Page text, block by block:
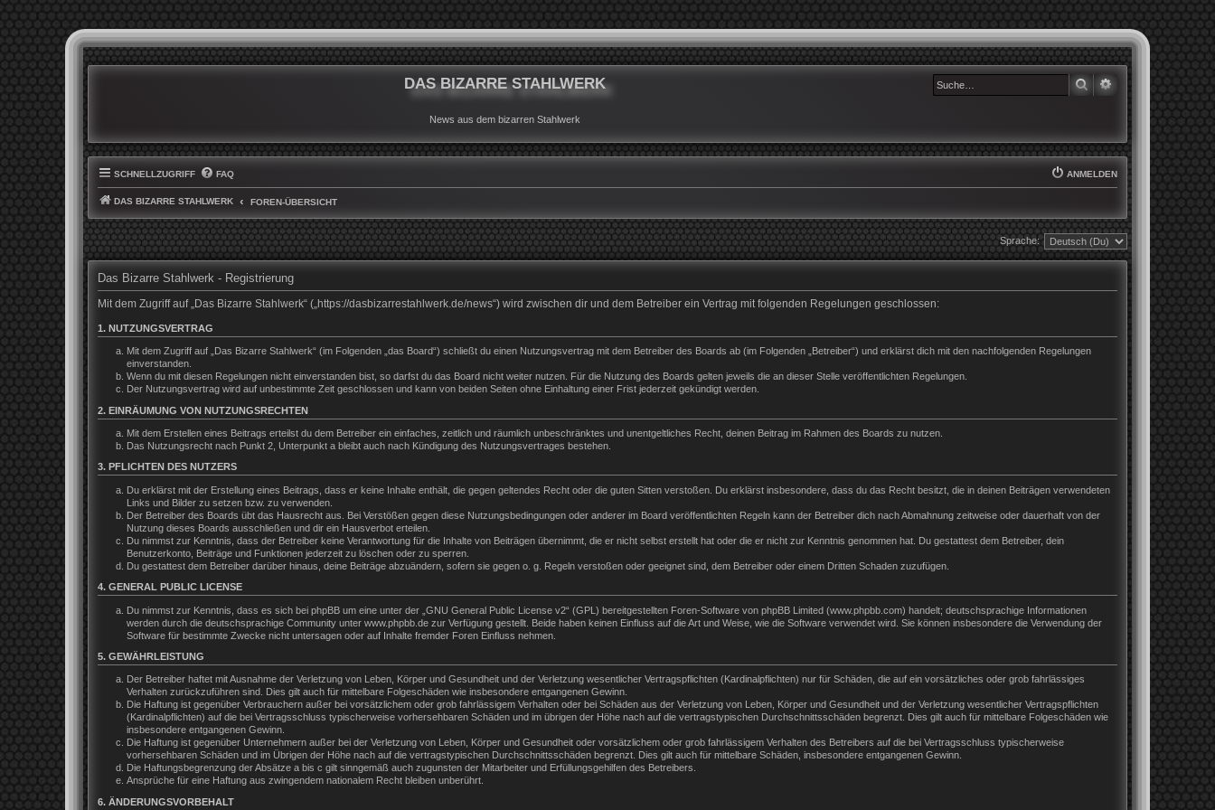
DAS BIZARRE STAHLWERK
News aus dem bizarren Stahlwerk
SUCHE
SCHNELLZUGRIFF FAQ ANMELDEN
DAS BIZARRE STAHLWERK FOREN-ÜBERSICHT
Sprache:
Das Bizarre Stahlwerk - Registrierung
Mit dem Zugriff auf „Das Bizarre Stahlwerk“ („https://dasbizarrestahlwerk.de/news“) wird zwischen dir und dem Betreiber ein Vertrag mit folgenden Regelungen geschlossen:
1. NUTZUNGSVERTRAG
Mit dem Zugriff auf „Das Bizarre Stahlwerk“ (im Folgenden „das Board“) schließt du einen Nutzungsvertrag mit dem Betreiber des Boards ab (im Folgenden „Betreiber“) und erklärst dich mit den nachfolgenden Regelungen
einverstanden.
Wenn du mit diesen Regelungen nicht einverstanden bist, so darfst du das Board nicht weiter nutzen. Für die Nutzung des Boards gelten jeweils die an dieser Stelle veröffentlichten Regelungen.
Der Nutzungsvertrag wird auf unbestimmte Zeit geschlossen und kann von beiden Seiten ohne Einhaltung einer Frist jederzeit gekündigt werden.
2. EINRÄUMUNG VON NUTZUNGSRECHTEN
Mit dem Erstellen eines Beitrags erteilst du dem Betreiber ein einfaches, zeitlich und räumlich unbeschränktes und unentgeltliches Recht, deinen Beitrag im Rahmen des Boards zu nutzen.
Das Nutzungsrecht nach Punkt 2, Unterpunkt a bleibt auch nach Kündigung des Nutzungsvertrages bestehen.
3. PFLICHTEN DES NUTZERS
Du erklärst mit der Erstellung eines Beitrags, dass er keine Inhalte enthält, die gegen geltendes Recht oder die guten Sitten verstoßen. Du erklärst insbesondere, dass du das Recht besitzt, die in deinen Beiträgen verwendeten
Links und Bilder zu setzen bzw. zu verwenden.
Der Betreiber des Boards übt das Hausrecht aus. Bei Verstößen gegen diese Nutzungsbedingungen oder anderer im Board veröffentlichten Regeln kann der Betreiber dich nach Abmahnung zeitweise oder dauerhaft von der
Nutzung dieses Boards ausschließen und dir ein Hausverbot erteilen.
Du nimmst zur Kenntnis, dass der Betreiber keine Verantwortung für die Inhalte von Beiträgen übernimmt, die er nicht selbst erstellt hat oder die er nicht zur Kenntnis genommen hat. Du gestattest dem Betreiber, dein
Benutzerkonto, Beiträge und Funktionen jederzeit zu löschen oder zu sperren.
Du gestattest dem Betreiber darüber hinaus, deine Beiträge abzuändern, sofern sie gegen o. g. Regeln verstoßen oder geeignet sind, dem Betreiber oder einem Dritten Schaden zuzufügen.
4. GENERAL PUBLIC LICENSE
Du nimmst zur Kenntnis, dass es sich bei phpBB um eine unter der „ GNU General Public License v2“ (GPL) bereitgestellten Foren-Software von phpBB Limited (www.phpbb.com) handelt; deutschsprachige Informationen
werden durch die deutschsprachige Community unter www.phpbb.de zur Verfügung gestellt. Beide haben keinen Einfluss auf die Art und Weise, wie die Software verwendet wird. Sie können insbesondere die Verwendung der
Software für bestimmte Zwecke nicht untersagen oder auf Inhalte fremder Foren Einfluss nehmen.
5. GEWÄHRLEISTUNG
Der Betreiber haftet mit Ausnahme der Verletzung von Leben, Körper und Gesundheit und der Verletzung wesentlicher Vertragspflichten (Kardinalpflichten) nur für Schäden, die auf ein vorsätzliches oder grob fahrlässiges
Verhalten zurückzuführen sind. Dies gilt auch für mittelbare Folgeschäden wie insbesondere entgangenen Gewinn.
Die Haftung ist gegenüber Verbrauchern außer bei vorsätzlichem oder grob fahrlässigem Verhalten oder bei Schäden aus der Verletzung von Leben, Körper und Gesundheit und der Verletzung wesentlicher Vertragspflichten
(Kardinalpflichten) auf die bei Vertragsschluss typischerweise vorhersehbaren Schäden und im übrigen der Höhe nach auf die vertragstypischen Durchschnittsschäden begrenzt. Dies gilt auch für mittelbare Folgeschäden wie
insbesondere entgangenen Gewinn.
Die Haftung ist gegenüber Unternehmern außer bei der Verletzung von Leben, Körper und Gesundheit oder vorsätzlichem oder grob fahrlässigem Verhalten des Betreibers auf die bei Vertragsschluss typischerweise
vorhersehbaren Schäden und im Übrigen der Höhe nach auf die vertragstypischen Durchschnittsschäden begrenzt. Dies gilt auch für mittelbare Schäden, insbesondere entgangenen Gewinn.
Die Haftungsbegrenzung der Absätze a bis c gilt sinngemäß auch zugunsten der Mitarbeiter und Erfüllungsgehilfen des Betreibers.
Ansprüche für eine Haftung aus zwingendem nationalem Recht bleiben unberührt.
6. ÄNDERUNGSVORBEHALT